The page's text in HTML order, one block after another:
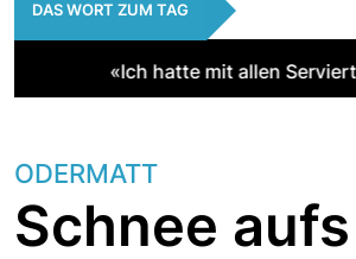
DAS WORT ZUM TAG
«Ich hatte mit allen
ODERMATT
Schnee aufs